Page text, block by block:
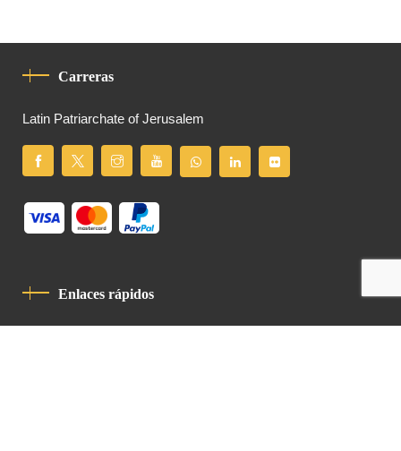
Carreras
Latin Patriarchate of Jerusalem
Enlaces rápidos